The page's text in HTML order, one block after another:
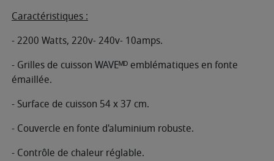
Caractéristiques :
- 2200 Watts, 220v- 240v- 10amps.
- Grilles de cuisson WAVEᴹᴰ emblématiques en fonte
émaillée.
- Surface de cuisson 54 x 37 cm.
- Couvercle en fonte d'aluminium robuste.
- Contrôle de chaleur réglable.